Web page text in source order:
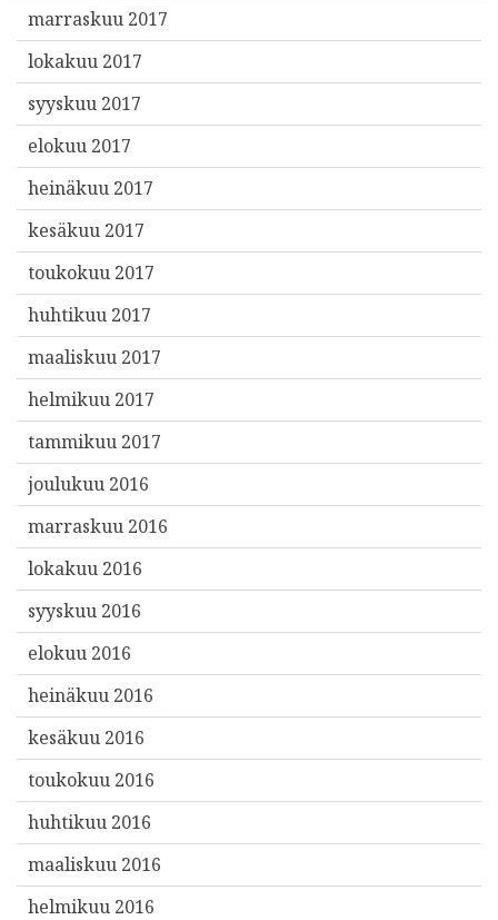
marraskuu 2017
lokakuu 2017
syyskuu 2017
elokuu 2017
heinäkuu 2017
kesäkuu 2017
toukokuu 2017
huhtikuu 2017
maaliskuu 2017
helmikuu 2017
tammikuu 2017
joulukuu 2016
marraskuu 2016
lokakuu 2016
syyskuu 2016
elokuu 2016
heinäkuu 2016
kesäkuu 2016
toukokuu 2016
huhtikuu 2016
maaliskuu 2016
helmikuu 2016